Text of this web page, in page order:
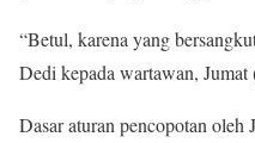
“Betul, karena yang
Dedi kepada wartawan, Jumat
Dasar aturan pencopotan